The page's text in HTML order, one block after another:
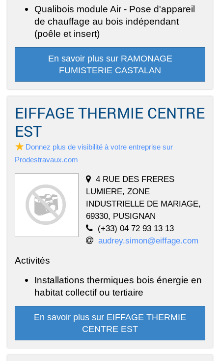
Qualibois module Air - Pose d'appareil
de chauffage au bois indépendant
(poêle et insert)
En savoir plus sur RAMONAGE
FUMISTERIE CASTALAN
EIFFAGE THERMIE CENTRE
EST
Donnez plus de visibilité à votre entreprise sur
Prodestravaux.com
4 RUE DES FRERES
LUMIERE, ZONE
INDUSTRIELLE DE MARIAGE,
69330, PUSIGNAN
(+33) 04 72 93 13 13
audrey.simon@eiffage.com
Activités
Installations thermiques bois énergie en
habitat collectif ou tertiaire
En savoir plus sur EIFFAGE THERMIE
CENTRE EST